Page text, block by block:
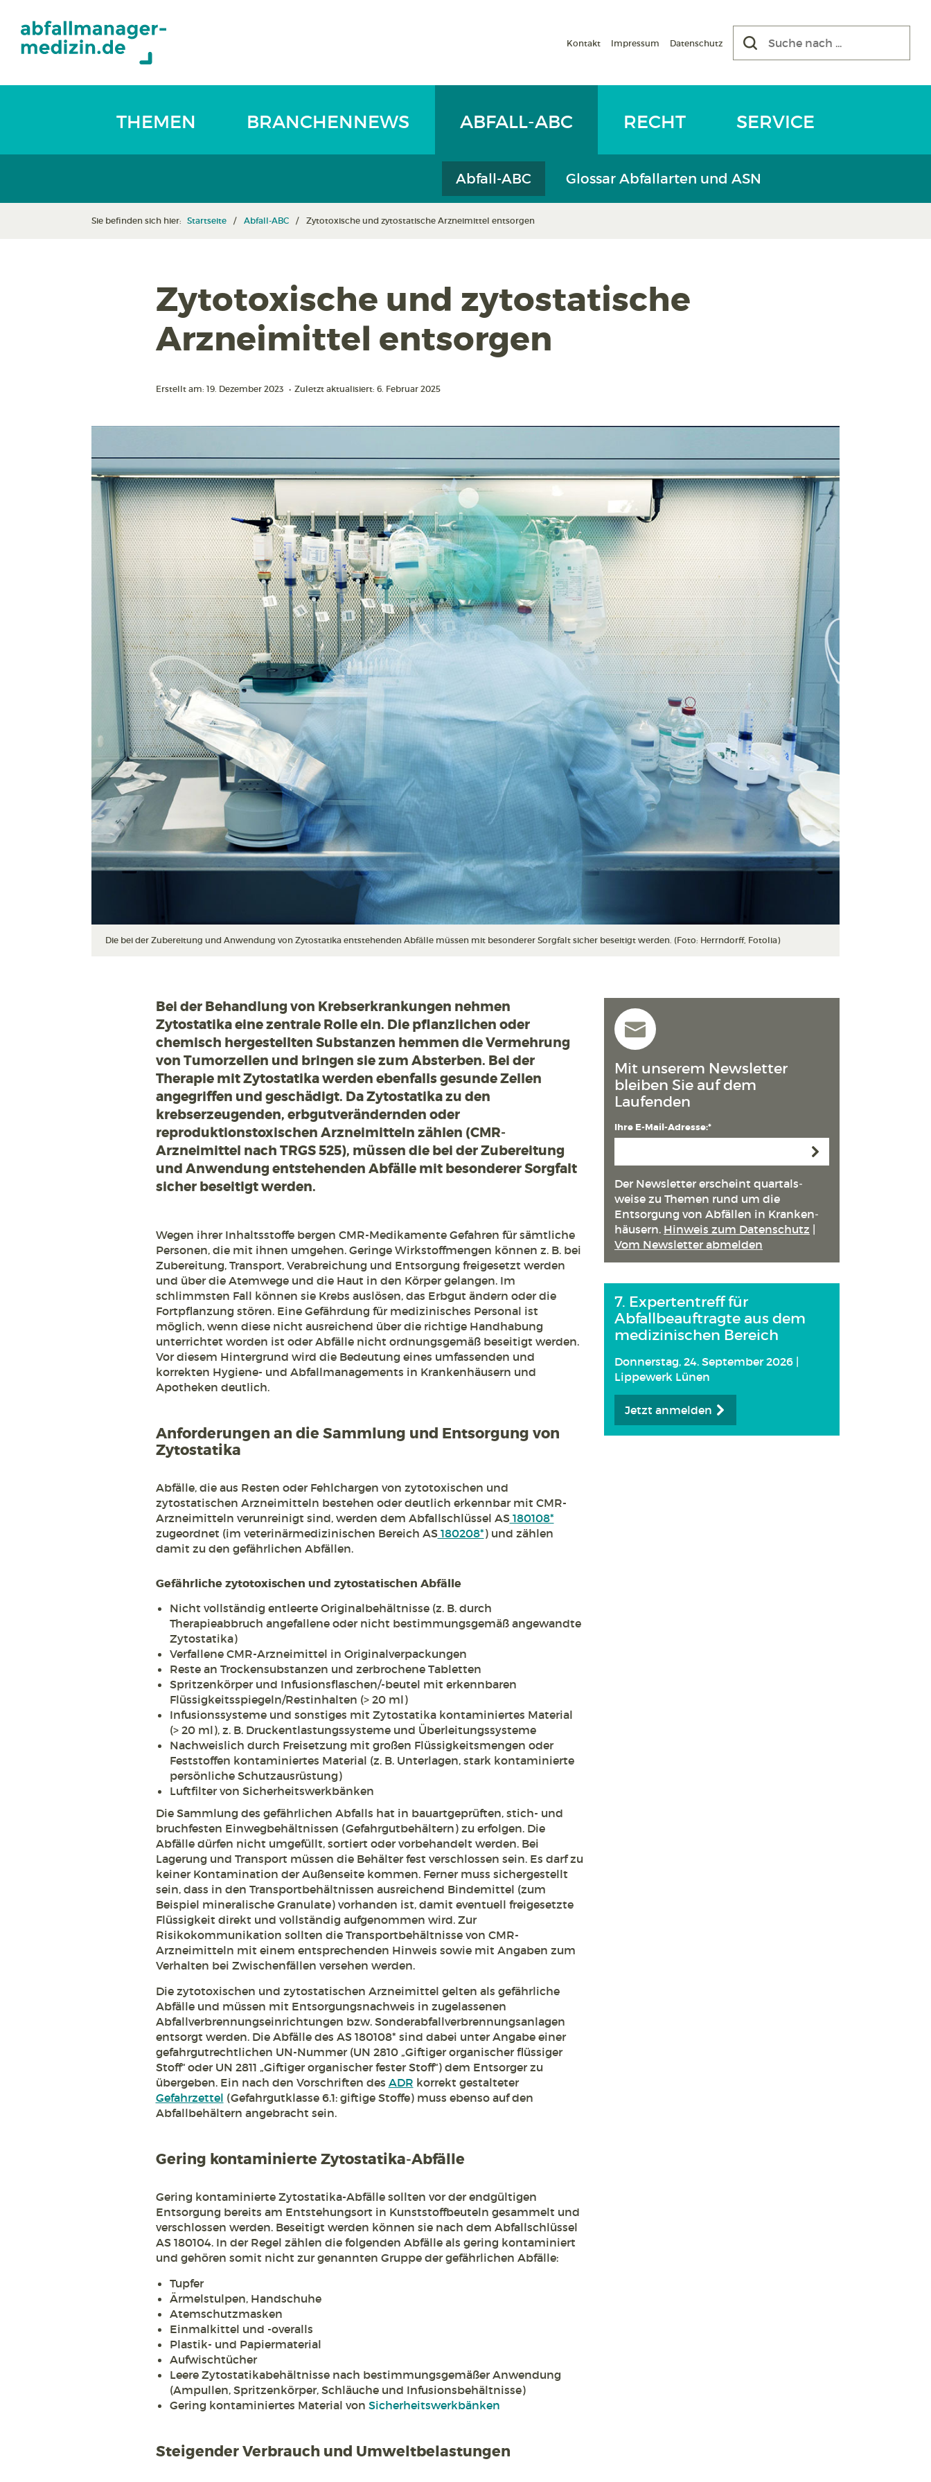
Kontakt Impressum Datenschutz
THEMEN BRANCHENNEWS ABFALL-ABC
Abfall-ABC Glossar Abfallarten und ASN
RECHT SERVICE
Sie befinden sich hier: Startseite Abfall-ABC Zytotoxische und zytostatische Arzneimittel entsorgen
Zytotoxische und zytostatische
Arzneimittel entsorgen
Erstellt am: 19. Dezember 2023 • Zuletzt aktualisiert: 6. Februar 2025
Die bei der Zubereitung und Anwendung von Zytostatika entstehenden Abfälle müssen mit besonderer Sorgfalt sicher beseitigt werden. (Foto: Herrndorff, Fotolia)
Bei der Behandlung von Krebserkrankungen nehmen
Zytostatika eine zentrale Rolle ein. Die pflanzlichen oder
chemisch hergestellten Substanzen hemmen die Vermehrung
von Tumorzellen und bringen sie zum Absterben. Bei der
Therapie mit Zytostatika werden ebenfalls gesunde Zellen
angegriffen und geschädigt. Da Zytostatika zu den
krebserzeugenden, erbgutverändernden oder
reproduktionstoxischen Arzneimitteln zählen (CMR-
Arzneimittel nach TRGS 525), müssen die bei der Zubereitung
und Anwendung entstehenden Abfälle mit besonderer Sorgfalt
sicher beseitigt werden.
Wegen ihrer Inhaltsstoffe bergen CMR-Medikamente Gefahren für sämtliche
Personen, die mit ihnen umgehen. Geringe Wirkstoffmengen können z. B. bei
Zubereitung, Transport, Verabreichung und Entsorgung freigesetzt werden
und über die Atemwege und die Haut in den Körper gelangen. Im
schlimmsten Fall können sie Krebs auslösen, das Erbgut ändern oder die
Fortpflanzung stören. Eine Gefährdung für medizinisches Personal ist
möglich, wenn diese nicht ausreichend über die richtige Handhabung
unterrichtet worden ist oder Abfälle nicht ordnungsgemäß beseitigt werden.
Vor diesem Hintergrund wird die Bedeutung eines umfassenden und
korrekten Hygiene- und Abfallmanagements in Krankenhäusern und
Apotheken deutlich.
Anforderungen an die Sammlung und Entsorgung von
Zytostatika
Abfälle, die aus Resten oder Fehlchargen von zytotoxischen und
zytostatischen Arzneimitteln bestehen oder deutlich erkennbar mit CMR-
Arzneimitteln verunreinigt sind, werden dem Abfallschlüssel AS180108*
zugeordnet (im veterinärmedizinischen Bereich AS180208*) und zählen
damit zu den gefährlichen Abfällen.
Gefährliche zytotoxischen und zytostatischen Abfälle
Nicht vollständig entleerte Originalbehältnisse (z. B. durch
Therapieabbruch angefallene oder nicht bestimmungsgemäß angewandte
Zytostatika)
Verfallene CMR-Arzneimittel in Originalverpackungen
Reste an Trockensubstanzen und zerbrochene Tabletten
Spritzenkörper und Infusionsflaschen/-beutel mit erkennbaren
Flüssigkeitsspiegeln/Restinhalten (> 20 ml)
Infusionssysteme und sonstiges mit Zytostatika kontaminiertes Material
(> 20 ml), z. B. Druckentlastungssysteme und Überleitungssysteme
Nachweislich durch Freisetzung mit großen Flüssigkeitsmengen oder
Feststoffen kontaminiertes Material (z. B. Unterlagen, stark kontaminierte
persönliche Schutzausrüstung)
Luftfilter von Sicherheitswerkbänken
Die Sammlung des gefährlichen Abfalls hat in bauartgeprüften, stich- und
bruchfesten Einwegbehältnissen (Gefahrgutbehältern) zu erfolgen. Die
Abfälle dürfen nicht umgefüllt, sortiert oder vorbehandelt werden. Bei
Lagerung und Transport müssen die Behälter fest verschlossen sein. Es darf zu
keiner Kontamination der Außenseite kommen. Ferner muss sichergestellt
sein, dass in den Transportbehältnissen ausreichend Bindemittel (zum
Beispiel mineralische Granulate) vorhanden ist, damit eventuell freigesetzte
Flüssigkeit direkt und vollständig aufgenommen wird. Zur
Risikokommunikation sollten die Transportbehältnisse von CMR-
Arzneimitteln mit einem entsprechenden Hinweis sowie mit Angaben zum
Verhalten bei Zwischenfällen versehen werden.
Die zytotoxischen und zytostatischen Arzneimittel gelten als gefährliche
Abfälle und müssen mit Entsorgungsnachweis in zugelassenen
Abfallverbrennungseinrichtungen bzw. Sonderabfallverbrennungsanlagen
entsorgt werden. Die Abfälle des AS 180108* sind dabei unter Angabe einer
gefahrgutrechtlichen UN-Nummer (UN 2810 „Giftiger organischer flüssiger
Stoff“ oder UN 2811 „Giftiger organischer fester Stoff“) dem Entsorger zu
übergeben. Ein nach den Vorschriften des ADR korrekt gestalteter
Gefahrzettel (Gefahrgutklasse 6.1: giftige Stoffe) muss ebenso auf den
Abfallbehältern angebracht sein.
Gering kontaminierte Zytostatika-Abfälle
Gering kontaminierte Zytostatika-Abfälle sollten vor der endgültigen
Entsorgung bereits am Entstehungsort in Kunststoffbeuteln gesammelt und
verschlossen werden. Beseitigt werden können sie nach dem Abfallschlüssel
AS 180104. In der Regel zählen die folgenden Abfälle als gering kontaminiert
und gehören somit nicht zur genannten Gruppe der gefährlichen Abfälle:
Tupfer
Ärmelstulpen, Handschuhe
Atemschutzmasken
Einmalkittel und -overalls
Plastik- und Papiermaterial
Aufwischtücher
Leere Zytostatikabehältnisse nach bestimmungsgemäßer Anwendung
(Ampullen, Spritzenkörper, Schläuche und Infusionsbehältnisse)
Gering kontaminiertes Material von Sicherheitswerkbänken
Steigender Verbrauch und Umweltbelastungen
Mit unserem Newsletter
bleiben Sie auf dem
Laufenden
Ihre E-Mail-Adresse:*
Der Newsletter erscheint quartals­
weise zu Themen rund um die
Entsorgung von Abfällen in Kranken­
häusern. Hinweis zum Datenschutz
Vom Newsletter abmelden
7. Expertentreff für
Abfallbeauftragte aus dem
medizinischen Bereich
Donnerstag, 24. September 2026 |
Lippewerk Lünen
Jetzt anmelden